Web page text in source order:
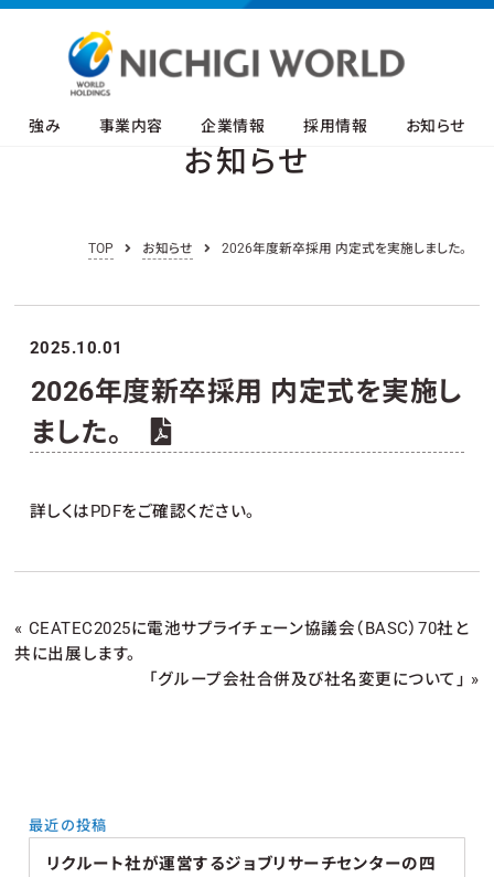
強み 事業内容 企業情報 採用情報 お知らせ
お知らせ
TOP お知らせ 2026年度新卒採用 内定式を実施しました。
2025.10.01
2026年度新卒採用 内定式を実施し
ました。
詳しくはPDFをご確認ください。
« CEATEC2025に電池サプライチェーン協議会（BASC）70社と
共に出展します。
「グループ会社合併及び社名変更について」 »
最近の投稿
リクルート社が運営するジョブリサーチセンターの四